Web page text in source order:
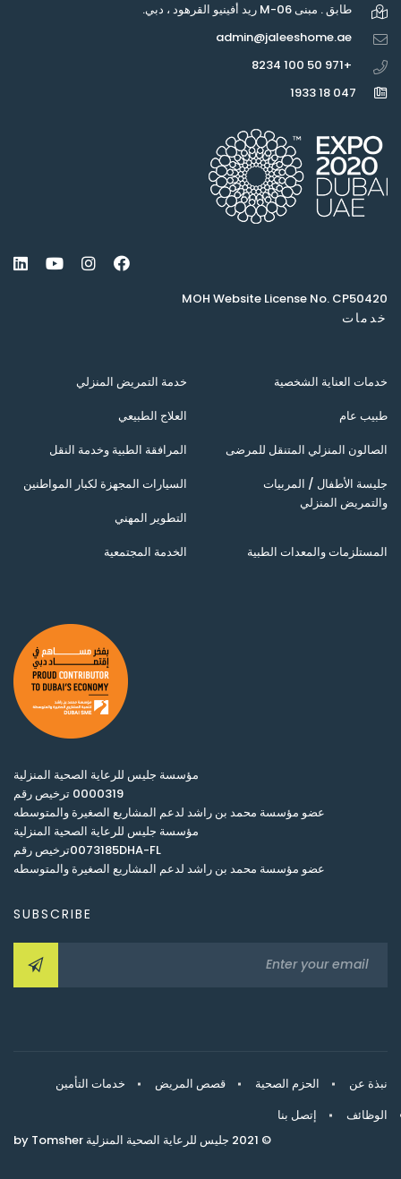
طابق . مبنى M-06 ريد أفينيو القرهود ، دبي.
admin@jaleeshome.ae
+971 50 100 8234
047 18 1933
MOH Website License No. CP50420
خدمات
خدمات العناية الشخصية
خدمة التمريض المنزلي
طبيب عام
العلاج الطبيعي
الصالون المنزلي المتنقل للمرضى
المرافقة الطبية وخدمة النقل
جليسة الأطفال / المربيات
والتمريض المنزلي
السيارات المجهزة لكبار المواطنين
التطوير المهني
المستلزمات والمعدات الطبية
الخدمة المجتمعية
مؤسسة جليس للرعاية الصحية المنزلية
0000319 ترخيص رقم
عضو مؤسسة محمد بن راشد لدعم المشاريع الصغيرة والمتوسطه
مؤسسة جليس للرعاية الصحية المنزلية
0073185DHA-FLترخيص رقم
عضو مؤسسة محمد بن راشد لدعم المشاريع الصغيرة والمتوسطه
SUBSCRIBE
نبذة عن الحزم الصحية قصص المريض
خدمات التأمين
الوظائف
إتصل بنا
© 2021 جليس للرعاية الصحية المنزلية by Tomsher